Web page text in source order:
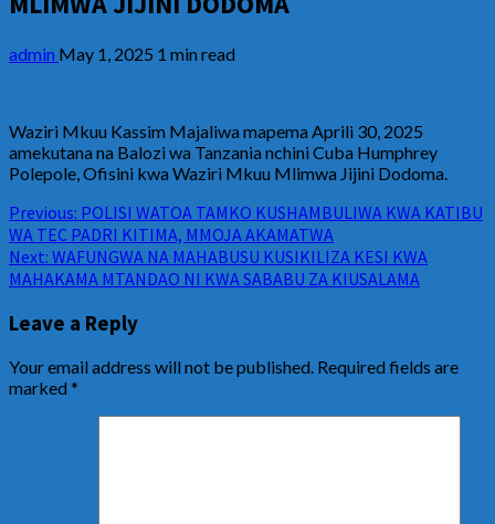
admin May 1, 2025 1 min read
Waziri Mkuu Kassim Majaliwa mapema Aprili 30, 2025
amekutana na Balozi wa Tanzania nchini Cuba Humphrey
Polepole, Ofisini kwa Waziri Mkuu Mlimwa Jijini Dodoma.
Continue
Reading
Previous: POLISI WATOA TAMKO KUSHAMBULIWA KWA KATIBU
WA TEC PADRI KITIMA, MMOJA AKAMATWA
Next: WAFUNGWA NA MAHABUSU KUSIKILIZA KESI KWA
MAHAKAMA MTANDAO NI KWA SABABU ZA KIUSALAMA
Leave a Reply
Your email address will not be published. Required fields are
marked*